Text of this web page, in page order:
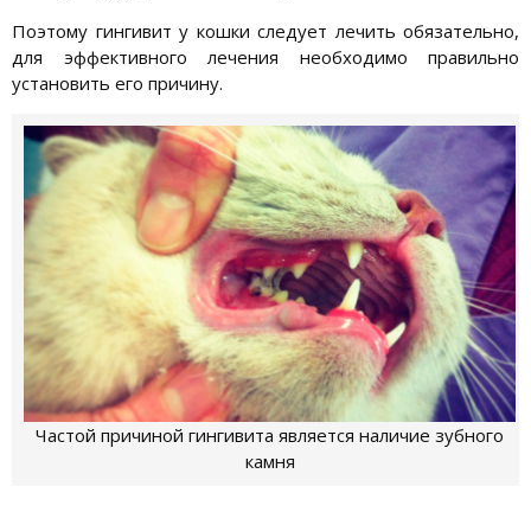
Поэтому гингивит у кошки следует лечить обязательно,
для эффективного лечения необходимо правильно
установить его причину.
Частой причиной гингивита является наличие зубного
камня